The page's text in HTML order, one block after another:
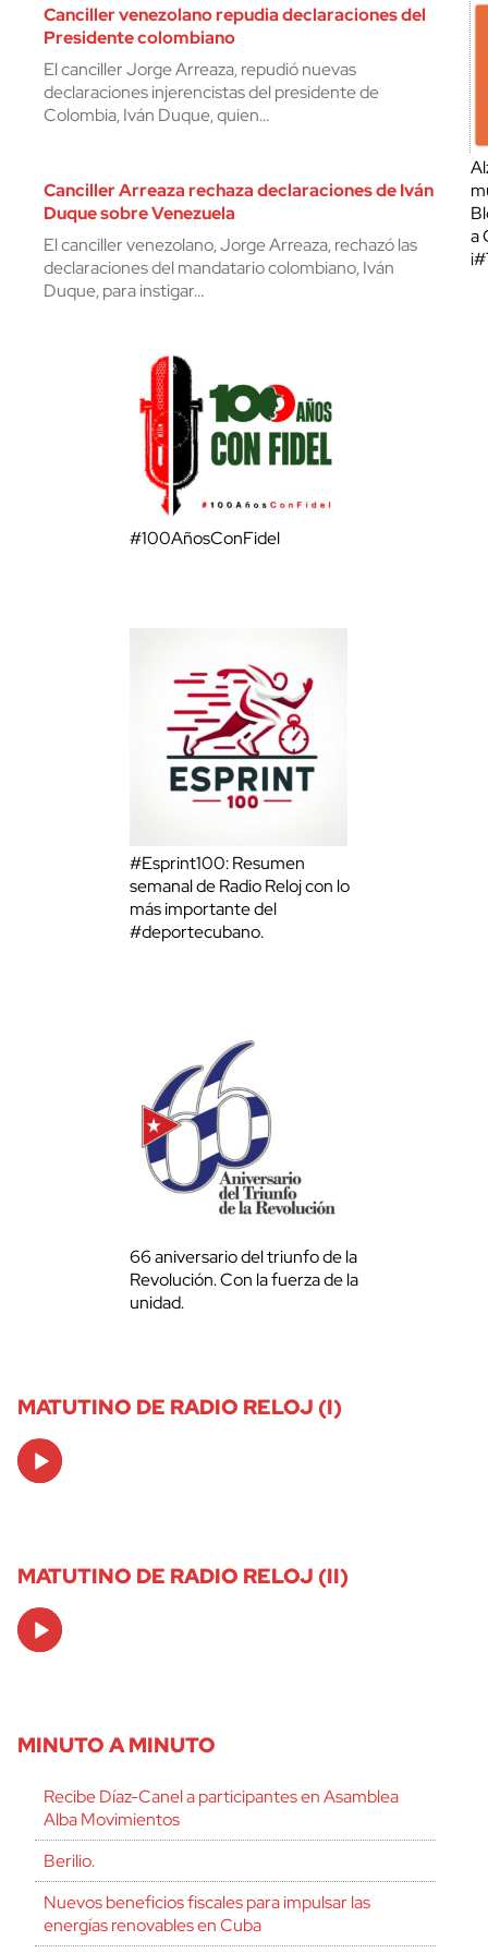
Canciller venezolano repudia declaraciones del
Presidente colombiano
El canciller Jorge Arreaza, repudió nuevas
declaraciones injerencistas del presidente de
Colombia, Iván Duque, quien…
Canciller Arreaza rechaza declaraciones de Iván
Duque sobre Venezuela
El canciller venezolano, Jorge Arreaza, rechazó las
declaraciones del mandatario colombiano, Iván
Duque, para instigar…
a
#100AñosConFidel
#Esprint100: Resumen
semanal de Radio Reloj con lo
más importante del
#deportecubano.
66 aniversario del triunfo de la
Revolución. Con la fuerza de la
unidad.
MATUTINO DE RADIO RELOJ (I)
Audio
Player
MATUTINO DE RADIO RELOJ (II)
Audio
Player
MINUTO A MINUTO
Recibe Díaz-Canel a participantes en Asamblea
Alba Movimientos
Berilio.
Nuevos beneficios fiscales para impulsar las
energías renovables en Cuba